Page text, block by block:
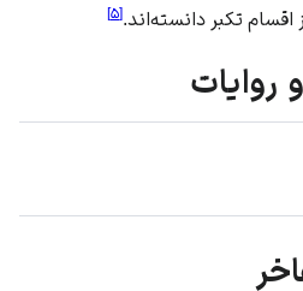
اقسام تکبر دانسته‌اند.[۵]
روایات